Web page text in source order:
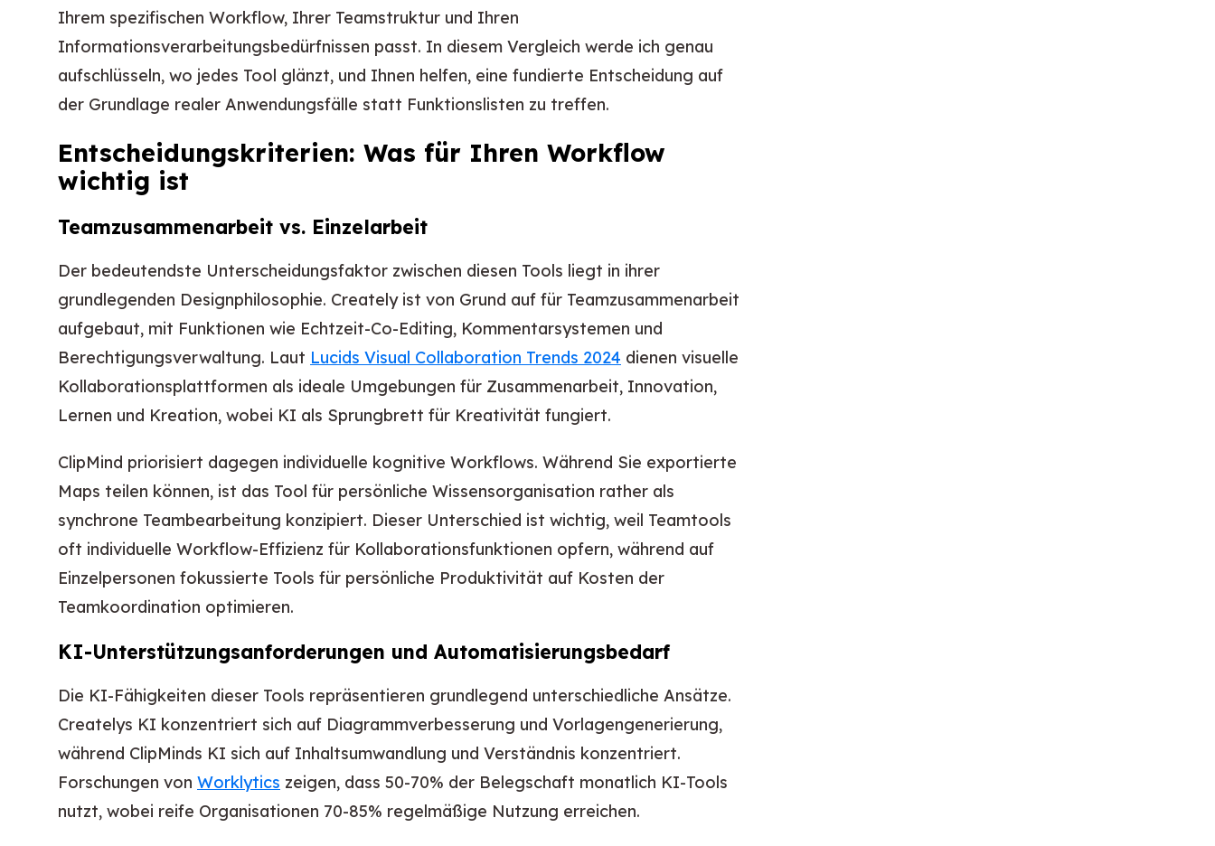
Ihrem spezifischen Workflow, Ihrer Teamstruktur und Ihren
Informationsverarbeitungsbedürfnissen passt. In diesem Vergleich werde ich genau
aufschlüsseln, wo jedes Tool glänzt, und Ihnen helfen, eine fundierte Entscheidung auf
der Grundlage realer Anwendungsfälle statt Funktionslisten zu treffen.
Entscheidungskriterien: Was für Ihren Workflow
wichtig ist
Teamzusammenarbeit vs. Einzelarbeit
Der bedeutendste Unterscheidungsfaktor zwischen diesen Tools liegt in ihrer
grundlegenden Designphilosophie. Creately ist von Grund auf für Teamzusammenarbeit
aufgebaut, mit Funktionen wie Echtzeit-Co-Editing, Kommentarsystemen und
Berechtigungsverwaltung. Laut Lucids Visual Collaboration Trends 2024 dienen visuelle
Kollaborationsplattformen als ideale Umgebungen für Zusammenarbeit, Innovation,
Lernen und Kreation, wobei KI als Sprungbrett für Kreativität fungiert.
ClipMind priorisiert dagegen individuelle kognitive Workflows. Während Sie exportierte
Maps teilen können, ist das Tool für persönliche Wissensorganisation rather als
synchrone Teambearbeitung konzipiert. Dieser Unterschied ist wichtig, weil Teamtools
oft individuelle Workflow-Effizienz für Kollaborationsfunktionen opfern, während auf
Einzelpersonen fokussierte Tools für persönliche Produktivität auf Kosten der
Teamkoordination optimieren.
KI-Unterstützungsanforderungen und Automatisierungsbedarf
Die KI-Fähigkeiten dieser Tools repräsentieren grundlegend unterschiedliche Ansätze.
Createlys KI konzentriert sich auf Diagrammverbesserung und Vorlagengenerierung,
während ClipMinds KI sich auf Inhaltsumwandlung und Verständnis konzentriert.
Forschungen von Worklytics zeigen, dass 50-70% der Belegschaft monatlich KI-Tools
nutzt, wobei reife Organisationen 70-85% regelmäßige Nutzung erreichen.